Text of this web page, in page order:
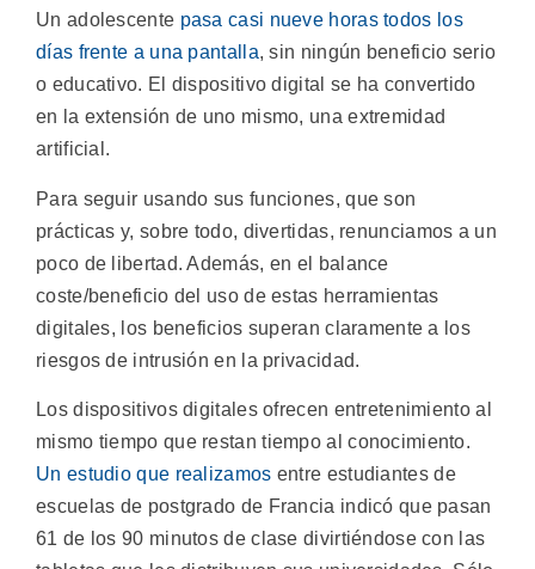
Un adolescente pasa casi nueve horas todos los
días frente a una pantalla, sin ningún beneficio serio
o educativo. El dispositivo digital se ha convertido
en la extensión de uno mismo, una extremidad
artificial.
Para seguir usando sus funciones, que son
prácticas y, sobre todo, divertidas, renunciamos a un
poco de libertad. Además, en el balance
coste/beneficio del uso de estas herramientas
digitales, los beneficios superan claramente a los
riesgos de intrusión en la privacidad.
Los dispositivos digitales ofrecen entretenimiento al
mismo tiempo que restan tiempo al conocimiento.
Un estudio que realizamos entre estudiantes de
escuelas de postgrado de Francia indicó que pasan
61 de los 90 minutos de clase divirtiéndose con las